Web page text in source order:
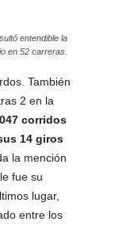
entendible la
en 52 carreras.
También
2 en la
corridos
14 giros
la mención
fue su
lugar,
entre los